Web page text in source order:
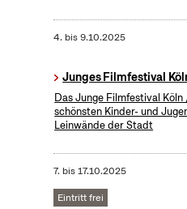
4. bis9.10.2025
Junges Filmfestival
Das Junge Filmfestival
schönsten Kinder- und
Leinwände der Stadt
7. bis17.10.2025
Eintritt frei